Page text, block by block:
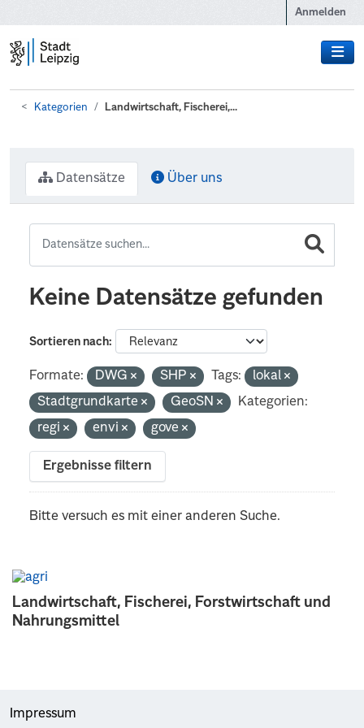
Anmelden
Kategorien Landwirtschaft, Fischerei,...
Landwirtschaft, Fischerei, Forstwirtschaft und
Nahrungsmittel
Datensätze Über uns
Keine Datensätze gefunden
Sortieren nach
Formate: DWG SHP Tags:
lokal
Stadtgrundkarte
GeoSN
Kategorien:
regi
envi gove
Ergebnisse filtern
Bitte versuch es mit einer anderen Suche.
Impressum